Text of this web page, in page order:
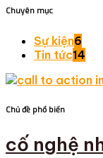
Chuyên mục
Sự kiện6
Tin tức14
Chủ đề phổ biến
cố nghệ